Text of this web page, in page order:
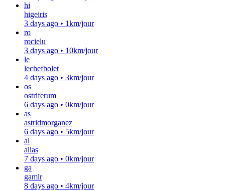
hi
higeiris
3 days ago • 1km/jour
ro
rocielu
3 days ago • 10km/jour
le
lechefbolet
4 days ago • 3km/jour
os
ostriferum
6 days ago • 0km/jour
as
astridmorganez
6 days ago • 5km/jour
al
alias
7 days ago • 0km/jour
ga
gamlr
8 days ago • 4km/jour